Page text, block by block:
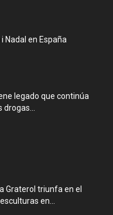
Nadal en España
legado que continúa
Graterol triunfa en el
en...